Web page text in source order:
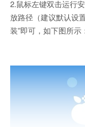
2.鼠标左键双击运行
放路径（建议默认设
装”即可，如下图所示